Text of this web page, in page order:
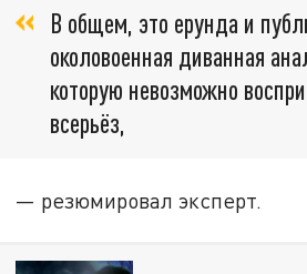
В общем, это ерунда и
околовоенная диванная
которую невозможно
всерьёз,
— резюмировал эксперт.